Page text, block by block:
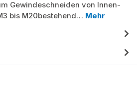
Gewindeschneiden von Innen-
bis M20bestehend… Mehr